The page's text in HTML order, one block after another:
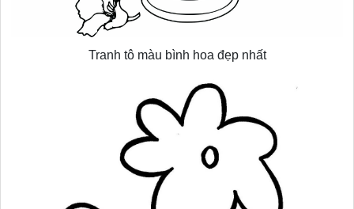
Tranh tô màu bình hoa đẹp nhất